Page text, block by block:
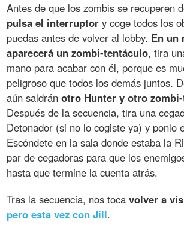
Antes de que los zombis se recuperen
pulsa el interruptor y coge todos los
puedas antes de volver al lobby. En un
aparecerá un zombi-tentáculo, tira
mano para acabar con él, porque es
peligroso que todos los demás juntos.
aún saldránotro Hunter y otro
Después de la secuencia, tira una
Detonador (si no lo cogiste ya) y ponlo
Escóndete en la sala donde estaba la
par de cegadoras para que los
hasta que termine la cuenta atrás.
Tras la secuencia, nos tocavolver a
pero esta vez con Jill.